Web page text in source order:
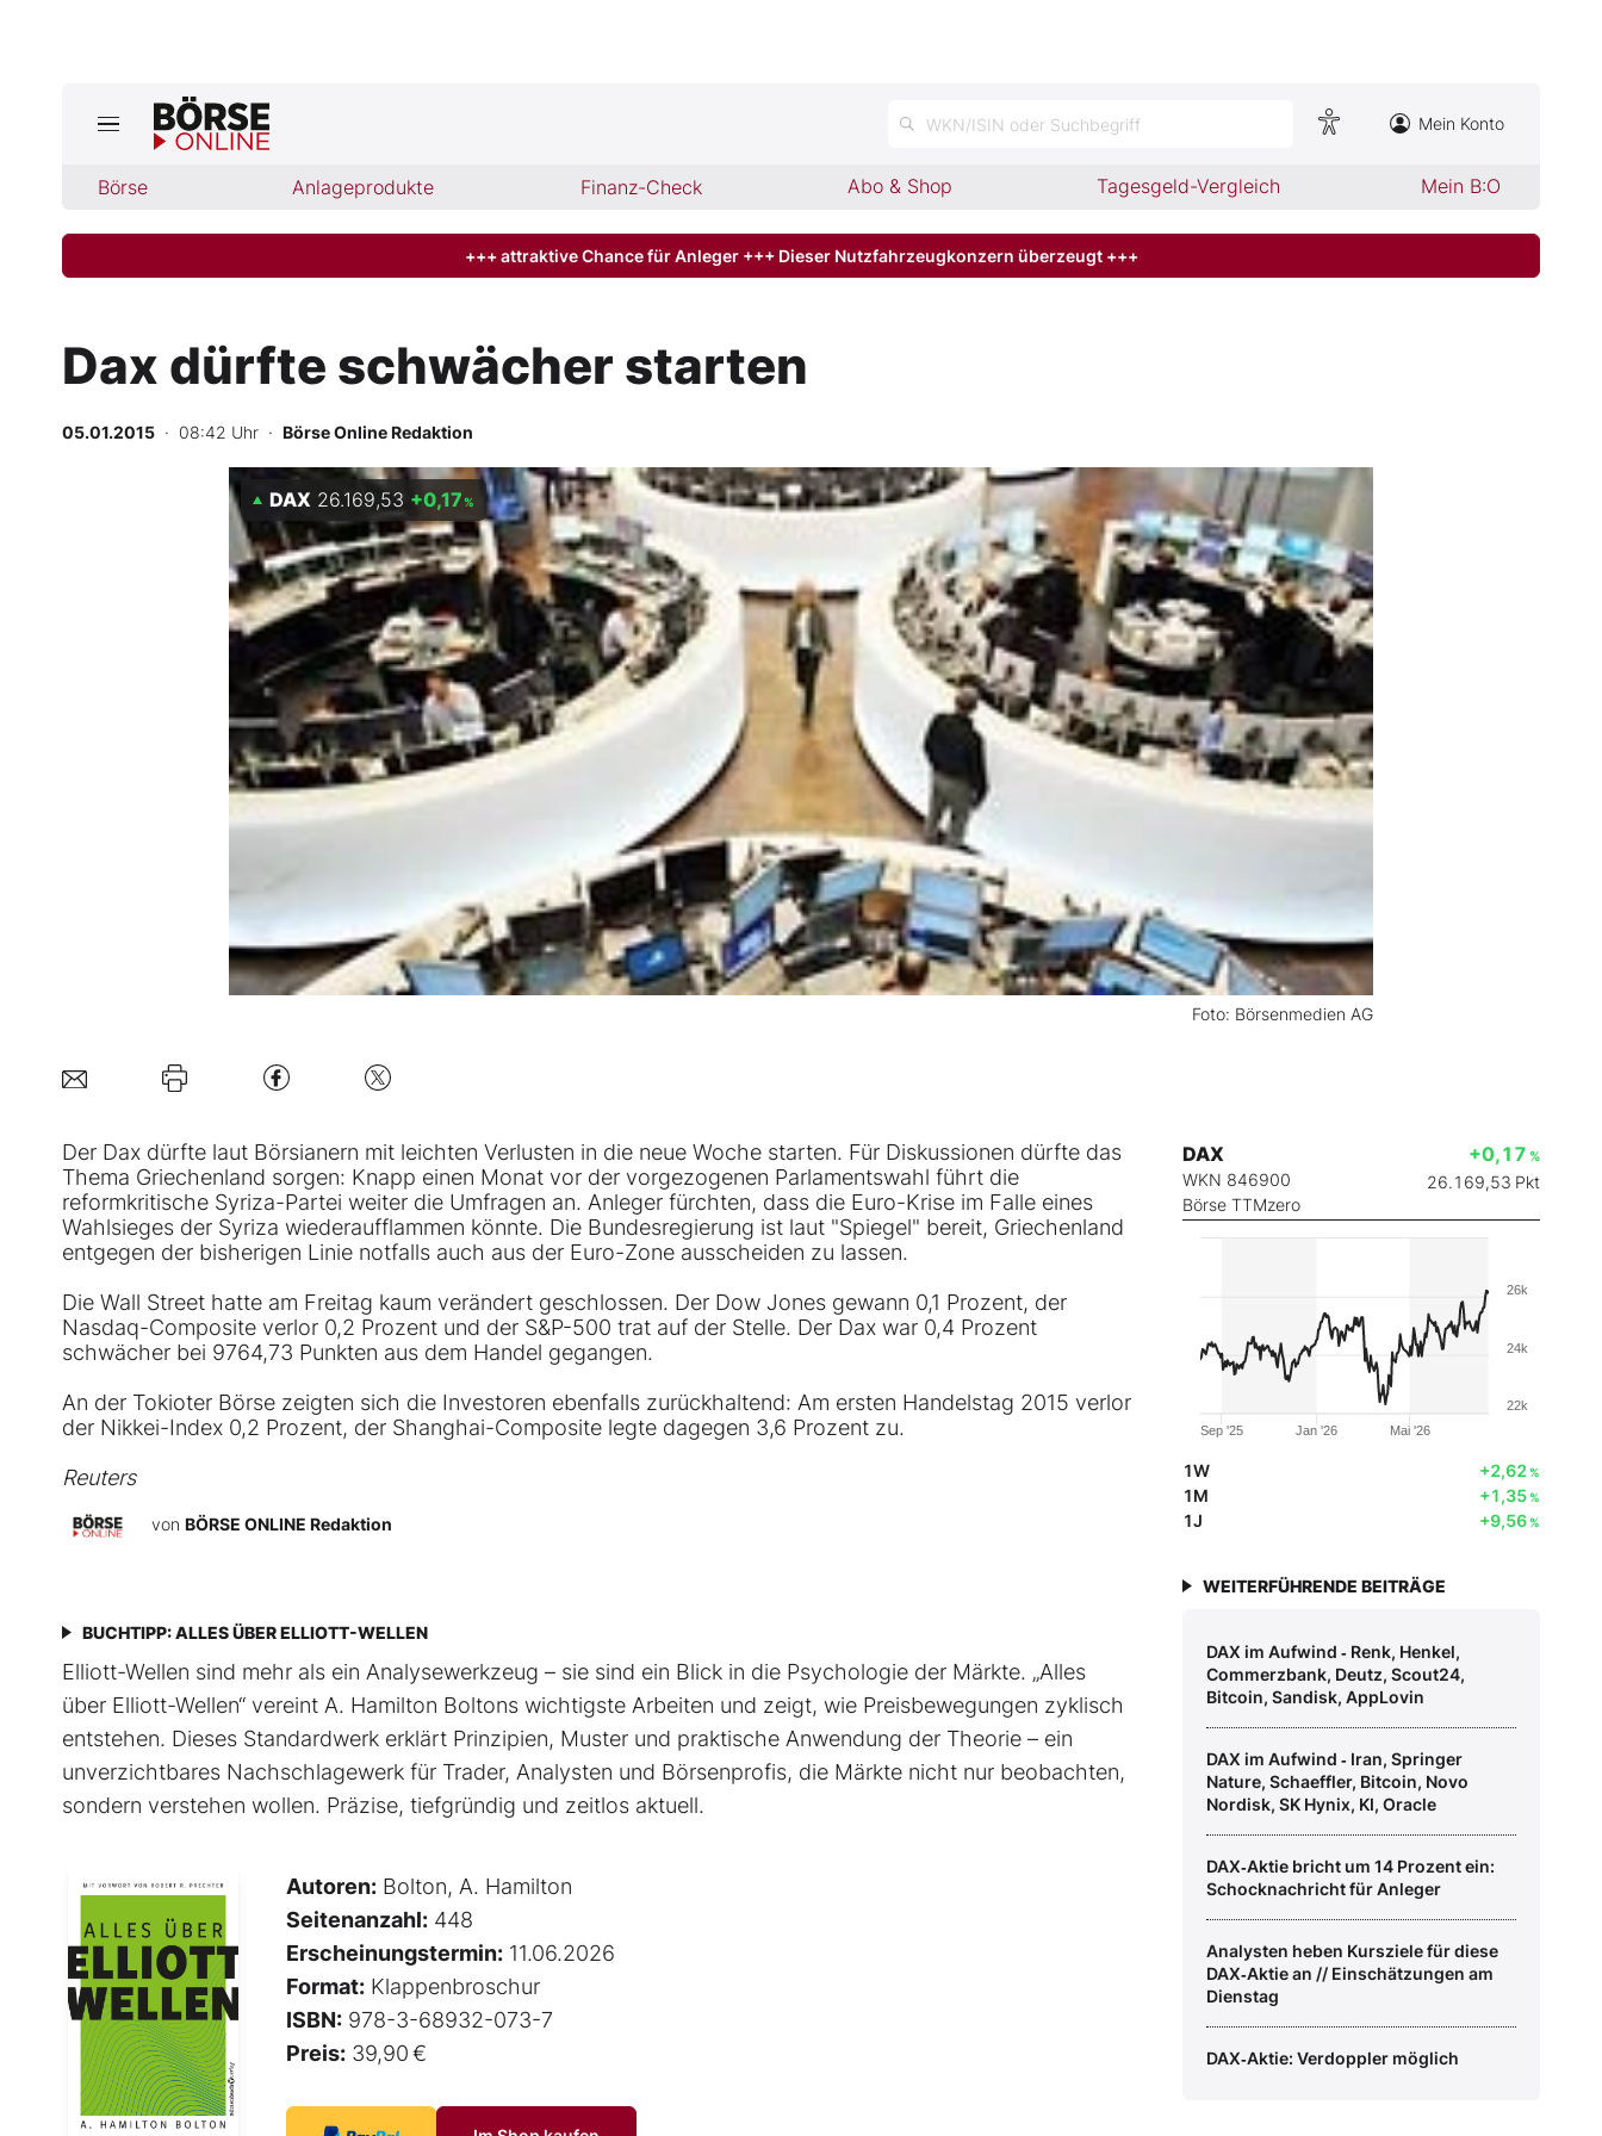
WKN/ISIN oder Suchbegriff Mein Konto
Börse Anlageprodukte Finanz-Check Abo & Shop Tagesgeld-Vergleich Mein B:O
Jetzt aktuelle Ausgabe BÖRSE ONLINE lesen
Finanz-Check
Abo & Shop
BO-Musterdepots
Experten
Mein B:O
Mein Konto
Folgen Sie uns
+++ attraktive Chance für Anleger +++ Dieser Nutzfahrzeugkonzern überzeugt +++
Dax dürfte schwächer starten
05.01.2015 · 08:42 Uhr · Börse Online Redaktion
Foto: Börsenmedien AG
DAX 26.169,53 +0,17 %
Der Dax dürfte laut Börsianern mit leichten Verlusten in die neue Woche starten. Für Diskussionen dürfte das
Thema Griechenland sorgen: Knapp einen Monat vor der vorgezogenen Parlamentswahl führt die
reformkritische Syriza-Partei weiter die Umfragen an. Anleger fürchten, dass die Euro-Krise im Falle eines
Wahlsieges der Syriza wiederaufflammen könnte. Die Bundesregierung ist laut "Spiegel" bereit, Griechenland
entgegen der bisherigen Linie notfalls auch aus der Euro-Zone ausscheiden zu lassen.
Die Wall Street hatte am Freitag kaum verändert geschlossen. Der Dow Jones gewann 0,1 Prozent, der
Nasdaq-Composite verlor 0,2 Prozent und der S&P-500 trat auf der Stelle. Der Dax war 0,4 Prozent
schwächer bei 9764,73 Punkten aus dem Handel gegangen.
An der Tokioter Börse zeigten sich die Investoren ebenfalls zurückhaltend: Am ersten Handelstag 2015 verlor
der Nikkei-Index 0,2 Prozent, der Shanghai-Composite legte dagegen 3,6 Prozent zu.
Reuters
von BÖRSE ONLINE Redaktion
BUCHTIPP: ALLES ÜBER ELLIOTT-WELLEN
Elliott-Wellen sind mehr als ein Analysewerkzeug – sie sind ein Blick in die Psychologie der Märkte. „Alles
über Elliott-Wellen“ vereint A. Hamilton Boltons wichtigste Arbeiten und zeigt, wie Preisbewegungen zyklisch
entstehen. Dieses Standardwerk erklärt Prinzipien, Muster und praktische Anwendung der Theorie – ein
unverzichtbares Nachschlagewerk für Trader, Analysten und Börsenprofis, die Märkte nicht nur beobachten,
sondern verstehen wollen. Präzise, tiefgründig und zeitlos aktuell.
Autoren: Bolton, A. Hamilton
Seitenanzahl: 448
Erscheinungstermin: 11.06.2026
Format: Klappenbroschur
ISBN: 978-3-68932-073-7
Preis: 39,90 €
DAX
WKN 846900
Börse TTMzero
+0,17 %
26.169,53 Pkt
Jan '26
Sep '25 Mai '26
22k
24k
26k
1W +2,62%
1M +1,35%
1J +9,56%
WEITERFÜHRENDE BEITRÄGE
DAX im Aufwind ‑ Renk, Henkel,
Commerzbank, Deutz, Scout24,
Bitcoin, Sandisk, AppLovin
DAX im Aufwind ‑ Iran, Springer
Nature, Schaeffler, Bitcoin, Novo
Nordisk, SK Hynix, KI, Oracle
DAX‑Aktie bricht um 14 Prozent ein:
Schocknachricht für Anleger
Analysten heben Kursziele für diese
DAX‑Aktie an // Einschätzungen am
Dienstag
DAX‑Aktie: Verdoppler möglich